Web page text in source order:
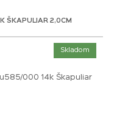
ŠKAPULIAR 2,0CM
Skladom
000 14k Škapuliar